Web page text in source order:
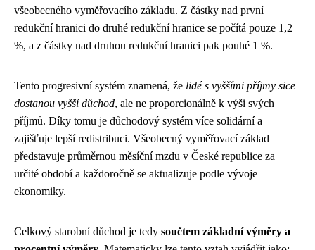
všeobecného vyměřovacího základu. Z částky nad první
redukční hranici do druhé redukční hranice se počítá pouze 1,2
%, a z částky nad druhou redukční hranici pak pouhé 1 %.
Tento progresivní systém znamená, že lidé s vyššími příjmy sice
dostanou vyšší důchod, ale ne proporcionálně k výši svých
příjmů. Díky tomu je důchodový systém více solidární a
zajišťuje lepší redistribuci. Všeobecný vyměřovací základ
představuje průměrnou měsíční mzdu v České republice za
určité období a každoročně se aktualizuje podle vývoje
ekonomiky.
Celkový starobní důchod je tedy součtem základní výměry a